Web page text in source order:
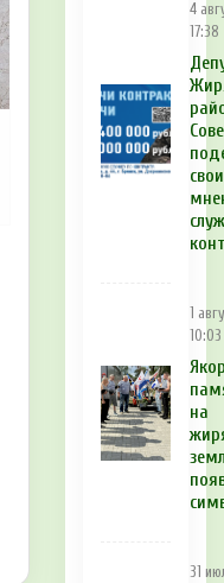
4
17:38
1
10:03
на
31